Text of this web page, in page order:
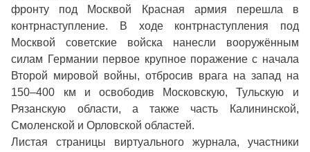
фронту под Москвой Красная армия перешла в
контрнаступление. В ходе контрнаступления под
Москвой советские войска нанесли вооружённым
силам Германии первое крупное поражение с начала
Второй мировой войны, отбросив врага на запад на
150–400 км и освободив Московскую, Тульскую и
Рязанскую области, а также часть Калининской,
Смоленской и Орловской областей.
Листая страницы виртуального журнала, участники